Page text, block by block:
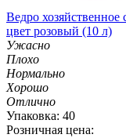
Ведро
цвет розовый (10 л)
Ужасно
Плохо
Нормально
Хорошо
Отлично
Упаковка: 40
Розничная цена: